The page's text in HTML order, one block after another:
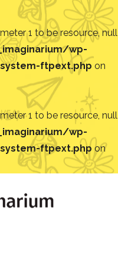
1 to be resource, null
wp-
ftpext.php on
1 to be resource, null
wp-
ftpext.php on